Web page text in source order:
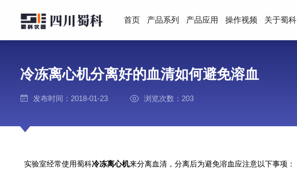
首页 产品系列 产品应用 操作视频 关于蜀科
冷冻离心机分离好的血清如何避免溶血
发布时间：2018-01-23 浏览次数：203
实验室经常使用蜀科冷冻离心机来分离血清，分离后为避免溶血应注意以下事项：